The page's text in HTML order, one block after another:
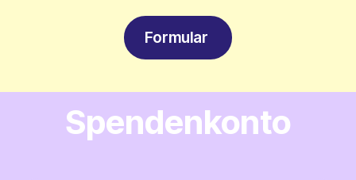
Formular
Spendenkonto